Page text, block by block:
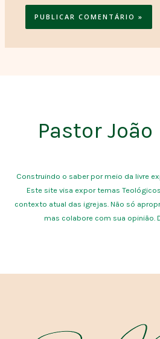
Pastor
Construindo o saber por meio da livre
Este site visa expor temas
contexto atual das igrejas. Não só
mas colabore com sua opinião.